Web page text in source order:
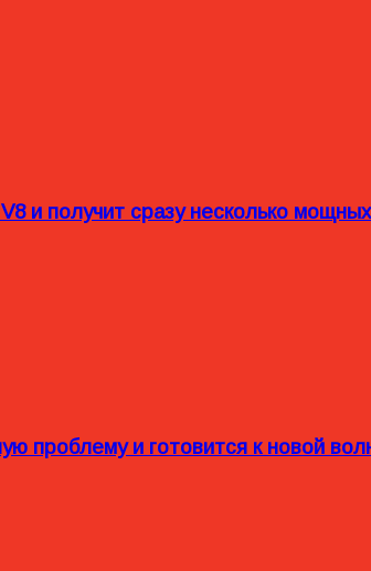
и получит сразу несколько
проблему и готовится к новой